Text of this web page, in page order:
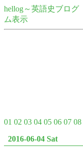
hellog～英語史ブログ
ム表示
01 02 03 04 05 06 07 08
2016-06-04 Sat